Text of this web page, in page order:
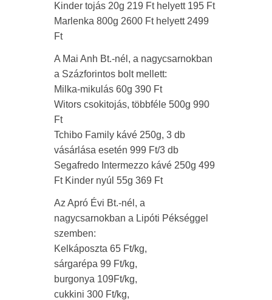
Kinder tojás 20g 219 Ft helyett 195 Ft
Marlenka 800g 2600 Ft helyett 2499
Ft
A Mai Anh Bt.-nél, a nagycsarnokban
a Százforintos bolt mellett:
Milka-mikulás 60g 390 Ft
Witors csokitojás, többféle 500g 990
Ft
Tchibo Family kávé 250g, 3 db
vásárlása esetén 999 Ft/3 db
Segafredo Intermezzo kávé 250g 499
Ft Kinder nyúl 55g 369 Ft
Az Apró Évi Bt.-nél, a
nagycsarnokban a Lipóti Pékséggel
szemben:
Kelkáposzta 65 Ft/kg,
sárgarépa 99 Ft/kg,
burgonya 109Ft/kg,
cukkini 300 Ft/kg,